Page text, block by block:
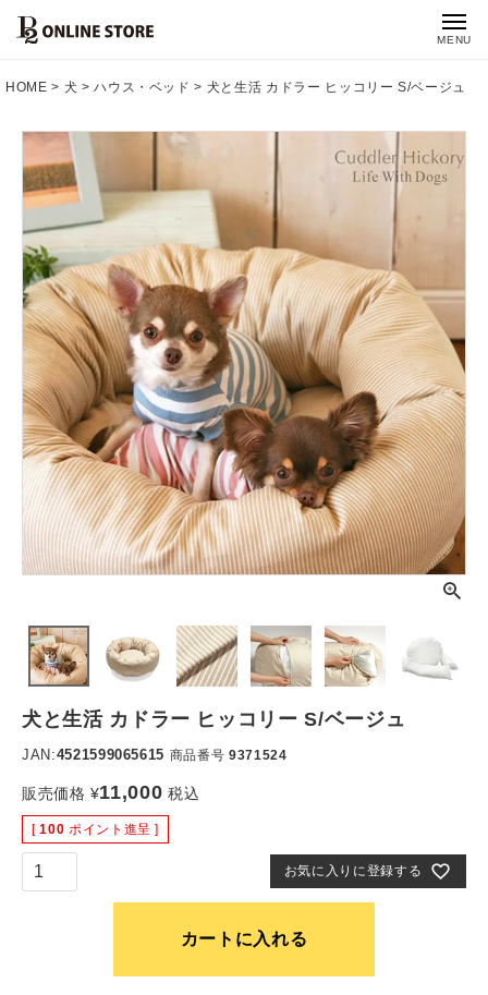
MENU
HOME 犬 ハウス・ベッド 犬と生活 カドラー ヒッコリー S/ベージュ
犬と生活 カドラー ヒッコリー S/ベージュ
JAN:4521599065615 商品番号 9371524
販売価格 ¥11,000 税込
[ 100 ポイント進呈 ]
お気に入りに登録する
カートに入れる